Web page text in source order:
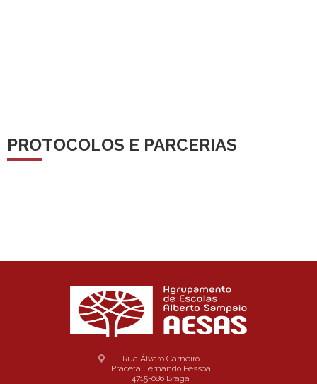
PROTOCOLOS E PARCERIAS
Rua Álvaro Carneiro
Praceta Fernando Pessoa
4715-086 Braga